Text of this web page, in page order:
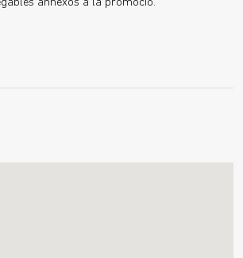
annexos a la promoció.